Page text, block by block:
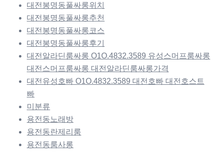
대전봉명동풀싸롱위치
대전봉명동풀싸롱추천
대전봉명동풀싸롱코스
대전봉명동풀싸롱후기
대전알라딘룸싸롱 O1O.4832.3589 유성스머프룸싸롱
대전스머프룸싸롱 대전알라딘룸싸롱가격
대전유성호빠 O1O.4832.3589 대전호빠 대전호스트
빠
미분류
용전동노래방
용전동란제리룸
용전동룸사롱